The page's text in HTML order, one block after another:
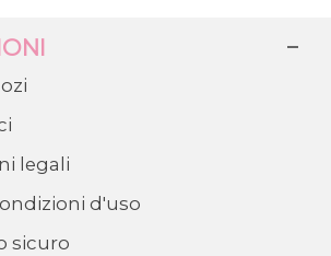
legali
d'uso
sicuro